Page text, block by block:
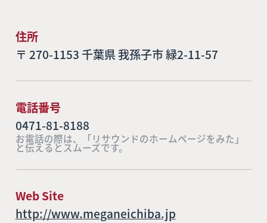
住所
〒 270-1153 千葉県 我孫子市 緑2-11-57
電話番号
0471-81-8188
お電話の際は、「リサウンドのホームページをみた」
と伝えるとスムーズです。
Web Site
http://www.meganeichiba.jp